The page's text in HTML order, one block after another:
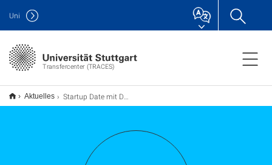
Transfercenter (TRACES)
Uni
Aktuelles Startup Date mit Daniel Krauss von Flix Mobility